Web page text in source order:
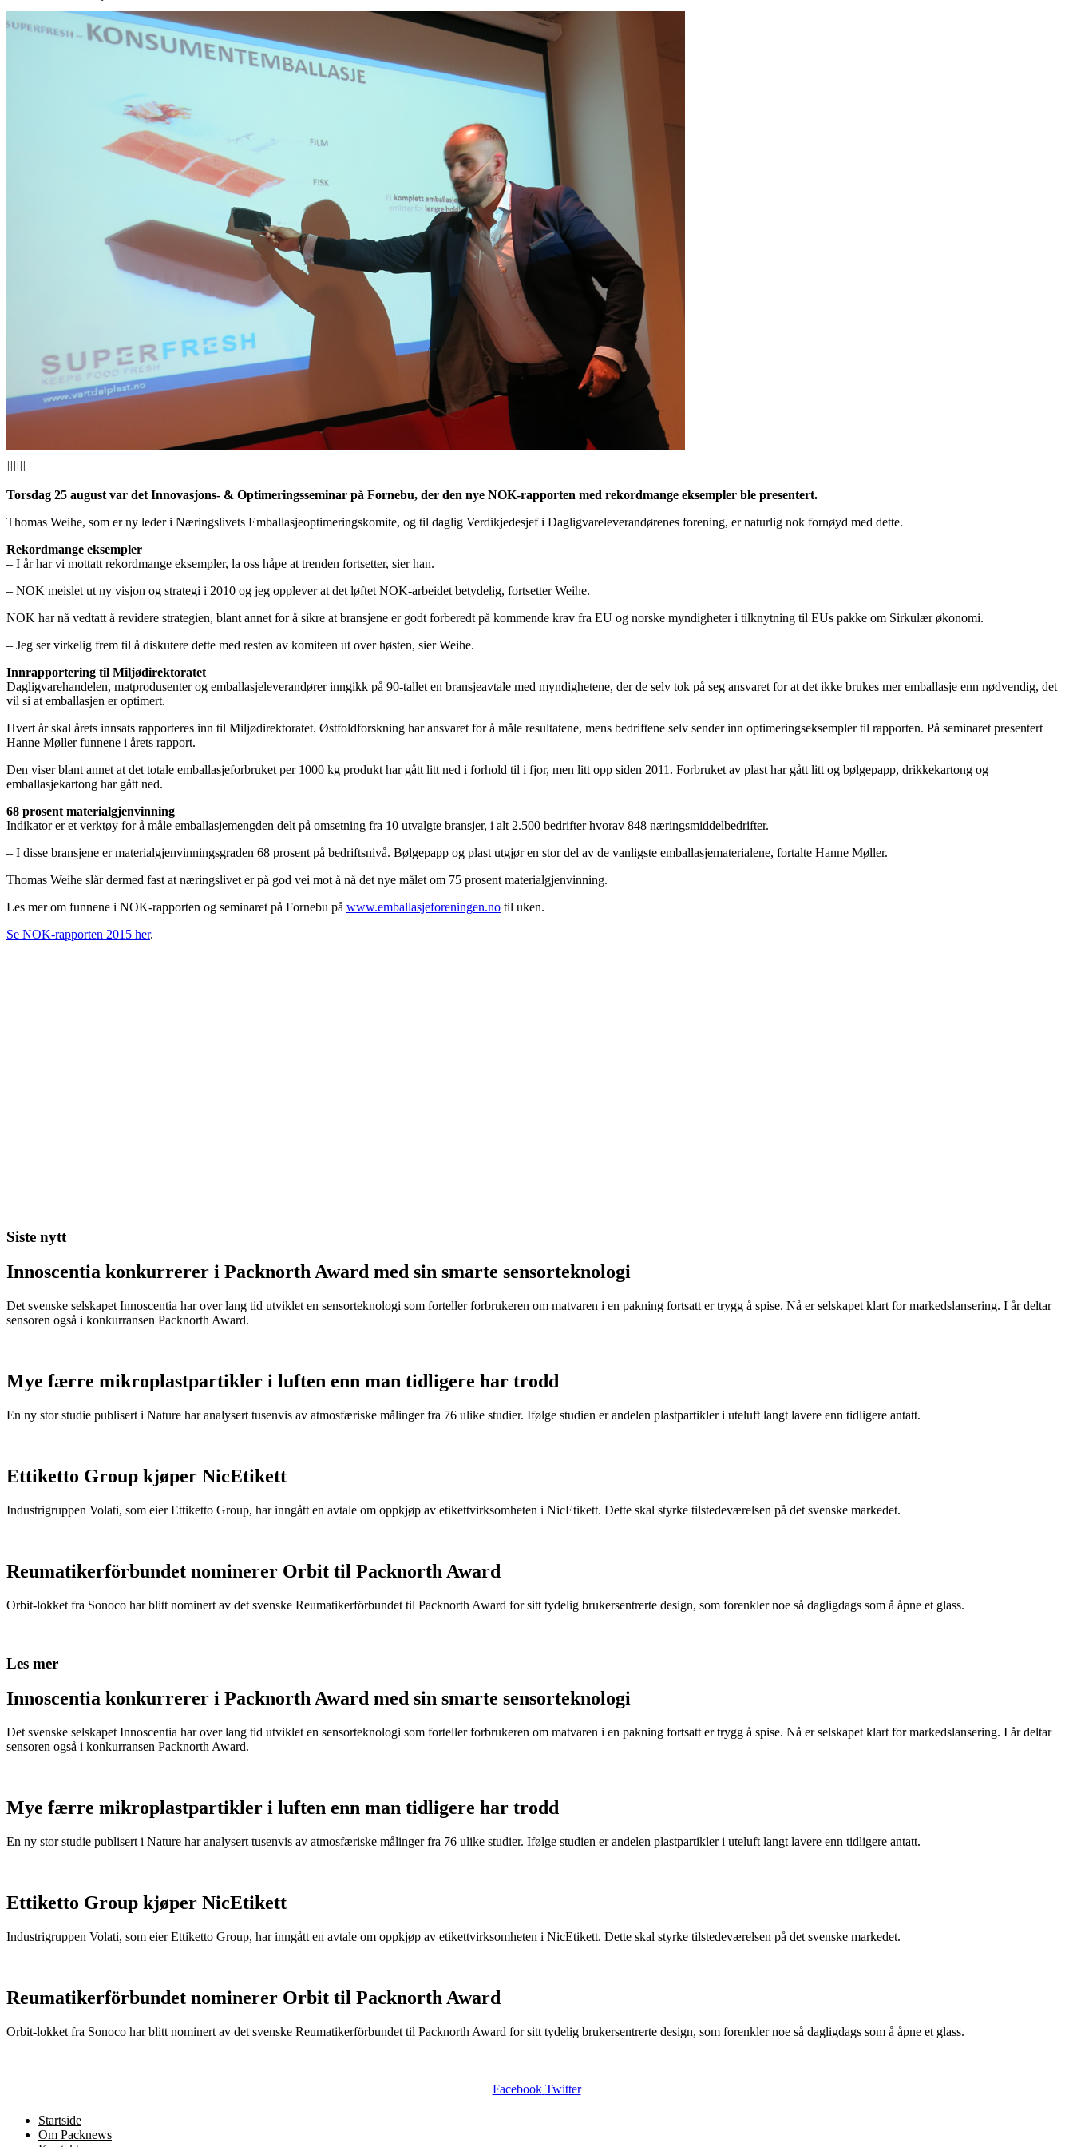
||||||
Torsdag 25 august var det Innovasjons- & Optimeringsseminar på Fornebu, der den nye NOK-rapporten med rekordmange eksempler ble presentert.
Thomas Weihe, som er ny leder i Næringslivets Emballasjeoptimeringskomite, og til daglig Verdikjedesjef i Dagligvareleverandørenes forening, er naturlig nok fornøyd med dette.
Rekordmange eksempler
– I år har vi mottatt rekordmange eksempler, la oss håpe at trenden fortsetter, sier han.
– NOK meislet ut ny visjon og strategi i 2010 og jeg opplever at det løftet NOK-arbeidet betydelig, fortsetter Weihe.
NOK har nå vedtatt å revidere strategien, blant annet for å sikre at bransjene er godt forberedt på kommende krav fra EU og norske myndigheter i tilknytning til EUs pakke om Sirkulær økonomi.
– Jeg ser virkelig frem til å diskutere dette med resten av komiteen ut over høsten, sier Weihe.
Innrapportering til Miljødirektoratet
Dagligvarehandelen, matprodusenter og emballasjeleverandører inngikk på 90-tallet en bransjeavtale med myndighetene, der de selv tok på seg ansvaret for at det ikke brukes mer emballasje enn nødvendig, det
vil si at emballasjen er optimert.
Hvert år skal årets innsats rapporteres inn til Miljødirektoratet. Østfoldforskning har ansvaret for å måle resultatene, mens bedriftene selv sender inn optimeringseksempler til rapporten. På seminaret presentert
Hanne Møller funnene i årets rapport.
Den viser blant annet at det totale emballasjeforbruket per 1000 kg produkt har gått litt ned i forhold til i fjor, men litt opp siden 2011. Forbruket av plast har gått litt og bølgepapp, drikkekartong og
emballasjekartong har gått ned.
68 prosent materialgjenvinning
Indikator er et verktøy for å måle emballasjemengden delt på omsetning fra 10 utvalgte bransjer, i alt 2.500 bedrifter hvorav 848 næringsmiddelbedrifter.
– I disse bransjene er materialgjenvinningsgraden 68 prosent på bedriftsnivå. Bølgepapp og plast utgjør en stor del av de vanligste emballasjematerialene, fortalte Hanne Møller.
Thomas Weihe slår dermed fast at næringslivet er på god vei mot å nå det nye målet om 75 prosent materialgjenvinning.
Les mer om funnene i NOK-rapporten og seminaret på Fornebu på www.emballasjeforeningen.no til uken.
Se NOK-rapporten 2015 her.
Siste nytt
Innoscentia konkurrerer i Packnorth Award med sin smarte sensorteknologi
Det svenske selskapet Innoscentia har over lang tid utviklet en sensorteknologi som forteller forbrukeren om matvaren i en pakning fortsatt er trygg å spise. Nå er selskapet klart for markedslansering. I år deltar
sensoren også i konkurransen Packnorth Award.
Mye færre mikroplastpartikler i luften enn man tidligere har trodd
En ny stor studie publisert i Nature har analysert tusenvis av atmosfæriske målinger fra 76 ulike studier. Ifølge studien er andelen plastpartikler i uteluft langt lavere enn tidligere antatt.
Ettiketto Group kjøper NicEtikett
Industrigruppen Volati, som eier Ettiketto Group, har inngått en avtale om oppkjøp av etikettvirksomheten i NicEtikett. Dette skal styrke tilstedeværelsen på det svenske markedet.
Reumatikerförbundet nominerer Orbit til Packnorth Award
Orbit-lokket fra Sonoco har blitt nominert av det svenske Reumatikerförbundet til Packnorth Award for sitt tydelig brukersentrerte design, som forenkler noe så dagligdags som å åpne et glass.
Les mer
Innoscentia konkurrerer i Packnorth Award med sin smarte sensorteknologi
Det svenske selskapet Innoscentia har over lang tid utviklet en sensorteknologi som forteller forbrukeren om matvaren i en pakning fortsatt er trygg å spise. Nå er selskapet klart for markedslansering. I år deltar
sensoren også i konkurransen Packnorth Award.
Mye færre mikroplastpartikler i luften enn man tidligere har trodd
En ny stor studie publisert i Nature har analysert tusenvis av atmosfæriske målinger fra 76 ulike studier. Ifølge studien er andelen plastpartikler i uteluft langt lavere enn tidligere antatt.
Ettiketto Group kjøper NicEtikett
Industrigruppen Volati, som eier Ettiketto Group, har inngått en avtale om oppkjøp av etikettvirksomheten i NicEtikett. Dette skal styrke tilstedeværelsen på det svenske markedet.
Reumatikerförbundet nominerer Orbit til Packnorth Award
Orbit-lokket fra Sonoco har blitt nominert av det svenske Reumatikerförbundet til Packnorth Award for sitt tydelig brukersentrerte design, som forenkler noe så dagligdags som å åpne et glass.
Facebook Twitter
Startside
Om Packnews